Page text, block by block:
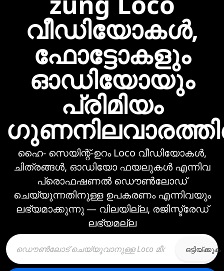
വീഡിയോകള്‍,
ഫോട്ടോകളും
ഓഡിയോയും
പ്രിമിയം
ഹൈ- സെയിന്റ്-ഉറം Loco വീഡിയോകള്‍,
ചിത്രങ്ങള്‍, ഓഡിയോ ഫയലുകള്‍ എന്നിവ
പ്രൊഫഷണല്‍ ഡൌണ്‍ലോഡ്
ചെയ്യുന്നതിനുള്ള ഉപകരണം എന്നിവയും
ലഭ്യമാക്കുന്നു —⁠ വിലയില്ല, രജിസ്ട്രേഡ്
ലഭ്യമല്ല
ഒട്ടിയ്ക്കുക